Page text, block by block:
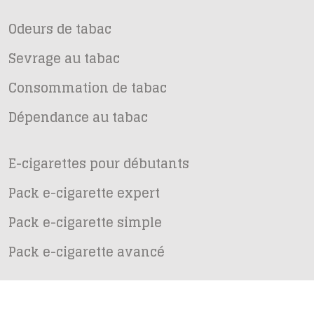
Odeurs de tabac
Sevrage au tabac
Consommation de tabac
Dépendance au tabac
E-cigarettes pour débutants
Pack e-cigarette expert
Pack e-cigarette simple
Pack e-cigarette avancé